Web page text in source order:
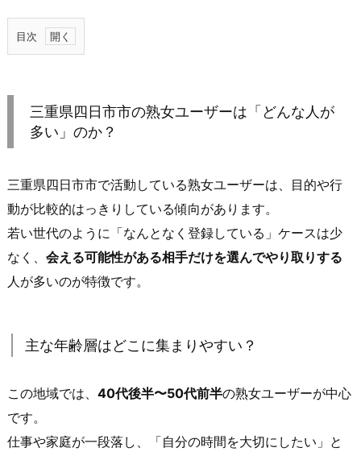
目次
1.
県
四
市
市
の
女
ユ
ー
「ど
ん
な
三重県四日市市の熟女ユーザーは「どんな人が
多い」のか？
三重県四日市市で活動している熟女ユーザーは、目的や行
動が比較的はっきりしている傾向があります。
若い世代のように「なんとなく登録している」ケースは少
なく、 会える可能性がある相手だけを選んでやり取りする
人が多いのが特徴です。
主な年齢層はどこに集まりやすい？
この地域では、 40代後半〜50代前半の熟女ユーザーが中心
です。
仕事や家庭が一段落し、「自分の時間を大切にしたい」と